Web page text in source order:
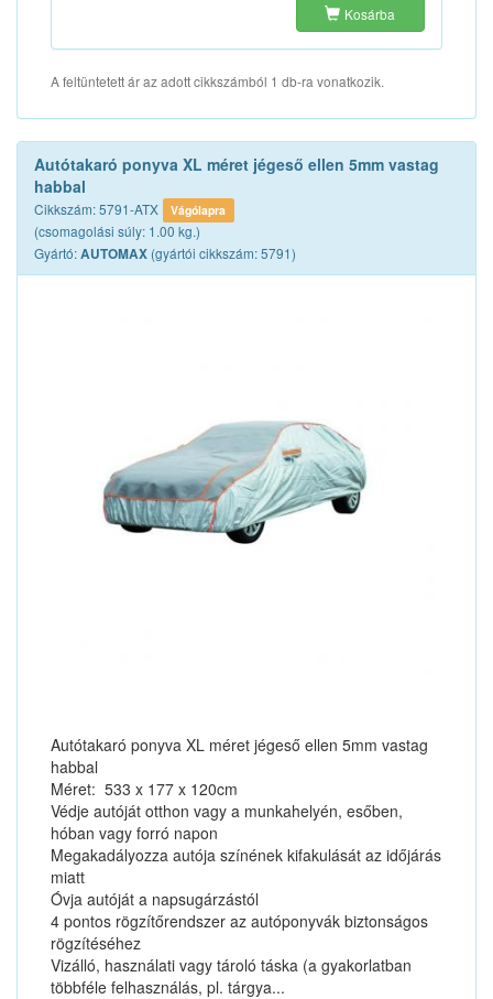
Kosárba
A feltüntetett ár az adott cikkszámból 1 db-ra vonatkozik.
Autótakaró ponyva XL méret jégeső ellen 5mm vastag
habbal
Cikkszám: 5791-ATX Vágólapra
(csomagolási súly: 1.00 kg.)
Gyártó:AUTOMAX (gyártói cikkszám: 5791)
Autótakaró ponyva XL méret jégeső ellen 5mm vastag
habbal
Méret: 533 x 177 x 120cm
Védje autóját otthon vagy a munkahelyén, esőben,
hóban vagy forró napon
Megakadályozza autója színének kifakulását az időjárás
miatt
Óvja autóját a napsugárzástól
4 pontos rögzítőrendszer az autóponyvák biztonságos
rögzítéséhez
Vizálló, használati vagy tároló táska (a gyakorlatban
többféle felhasználás, pl. tárgya...